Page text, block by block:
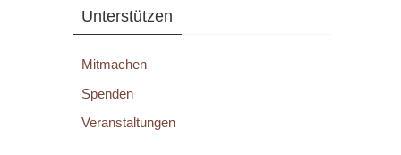
Unterstützen
Mitmachen
Spenden
Veranstaltungen